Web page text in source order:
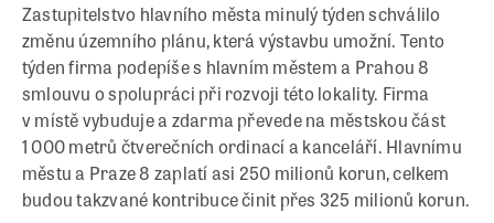
Zastupitelstvo hlavního města minulý týden schválilo
změnu územního plánu, která výstavbu umožní. Tento
týden firma podepíše s hlavním městem a Prahou 8
smlouvu o spolupráci při rozvoji této lokality. Firma
v místě vybuduje a zdarma převede na městskou část
1 000 metrů čtverečních ordinací a kanceláří. Hlavnímu
městu a Praze 8 zaplatí asi 250 milionů korun, celkem
budou takzvané kontribuce činit přes 325 milionů korun.